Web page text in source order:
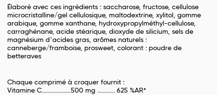
Élaboré avec ces ingrédients : saccharose, fructose, cellulose
microcristalline/gel cellulosique, maltodextrine, xylitol, gomme
arabique, gomme xanthane, hydroxypropylméthyl-cellulose,
carraghénane, acide stéarique, dioxyde de silicium, sels de
magnésium dʼacides gras, arômes naturels :
canneberge/framboise, prosweet, colorant : poudre de
betteraves
Chaque comprimé à croquer fournit :
Vitamine C....................500 mg ............ 625 %AR*